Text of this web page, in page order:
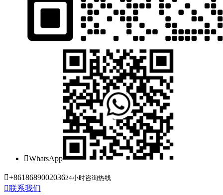
WhatsApp
+861868900203624小时咨询热线
联系我们